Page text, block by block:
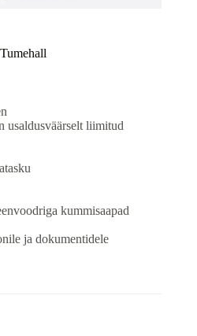
usaldusväärselt liimitud
kummisaapad
ja dokumentidele